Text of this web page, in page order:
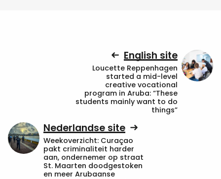
English site
Loucette Reppenhagen
started a mid-level
creative vocational
program in Aruba: “These
students mainly want to do
things”
Nederlandse site
Weekoverzicht: Curaçao
pakt criminaliteit harder
aan, ondernemer op straat
St. Maarten doodgestoken
en meer Arubaanse